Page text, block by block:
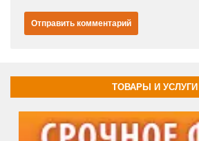
ТОВАРЫ И УСЛУГИ